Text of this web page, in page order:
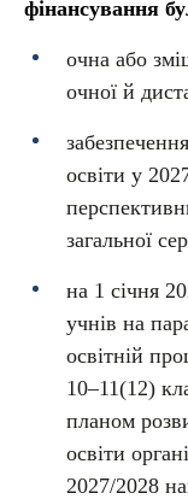
фінансування
очна або
очної й
освіти у
загальної
на 1 січня
учнів на
освітній
10–11(12)
планом
освіти
2027/2028